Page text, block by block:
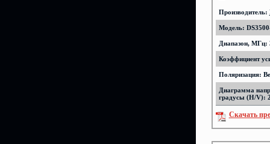
Производитель:
Модель:
Диапазон, МГц:
Коэффициент
Поляризация:
Диаграмма
градусы (H/V):
Скачать